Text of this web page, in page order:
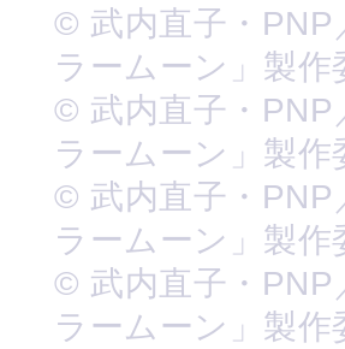
© 武内直子・PNP
ラームーン」製作
© 武内直子・PNP
ラームーン」製作
© 武内直子・PNP
ラームーン」製作
© 武内直子・PNP
ラームーン」製作